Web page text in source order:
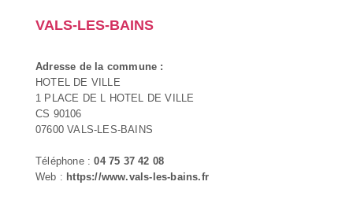
VALS-LES-BAINS
Adresse de la commune :
HOTEL DE VILLE
1 PLACE DE L HOTEL DE VILLE
CS 90106
07600 VALS-LES-BAINS
Téléphone :04 75 37 42 08
Web : https://www.vals-les-bains.fr